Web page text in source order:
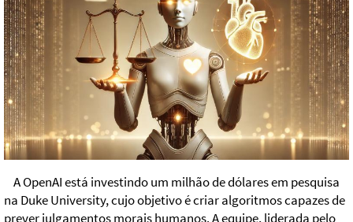
A OpenAI está investindo um milhão de dólares em pesquisa
na Duke University, cujo objetivo é criar algoritmos capazes de
prever julgamentos morais humanos. A equipe, liderada pelo